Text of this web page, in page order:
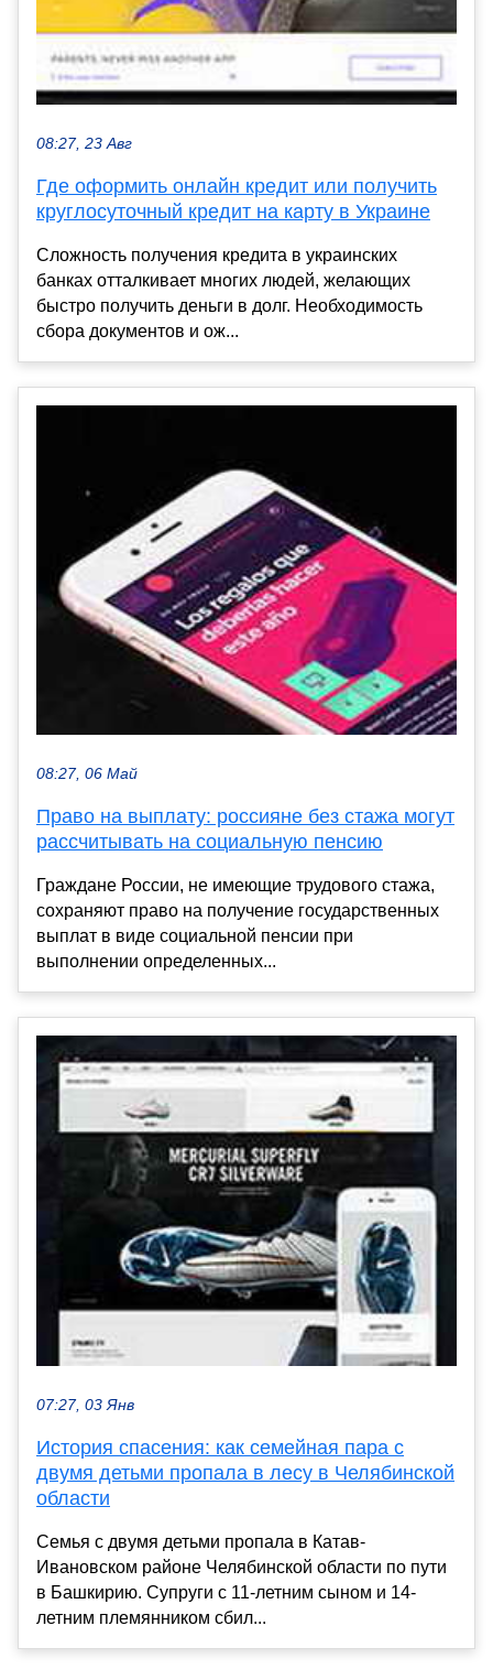
08:27, 23 Авг
Где оформить онлайн кредит или получить
круглосуточный кредит на карту в Украине
Сложность получения кредита в украинских
банках отталкивает многих людей, желающих
быстро получить деньги в долг. Необходимость
сбора документов и ож...
08:27, 06 Май
Право на выплату: россияне без стажа могут
рассчитывать на социальную пенсию
Граждане России, не имеющие трудового стажа,
сохраняют право на получение государственных
выплат в виде социальной пенсии при
выполнении определенных...
07:27, 03 Янв
История спасения: как семейная пара с
двумя детьми пропала в лесу в Челябинской
области
Семья с двумя детьми пропала в Катав-
Ивановском районе Челябинской области по пути
в Башкирию. Супруги с 11-летним сыном и 14-
летним племянником сбил...